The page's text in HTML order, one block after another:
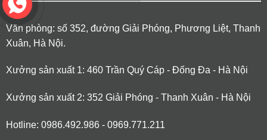
Văn phòng: số 352, đường Giải Phóng, Phương Liệt, Thanh
Xuân, Hà Nội.
Xưởng sản xuất 1: 460 Trần Quý Cáp - Đống Đa - Hà Nội
Xưởng sản xuất 2: 352 Giải Phóng - Thanh Xuân - Hà Nội
Hotline: 0986.492.986 - 0969.771.211